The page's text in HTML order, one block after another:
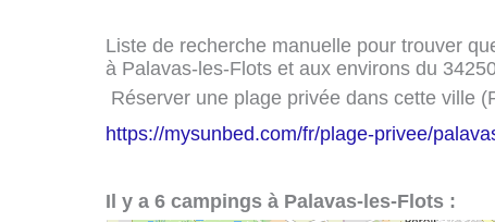
Liste de recherche manuelle pour trouver
à Palavas-les-Flots et aux environs du
Réserver une plage privée dans cette ville
https://mysunbed.com/fr/plage-privee/
Il y a 6 campings à Palavas-les-Flots :